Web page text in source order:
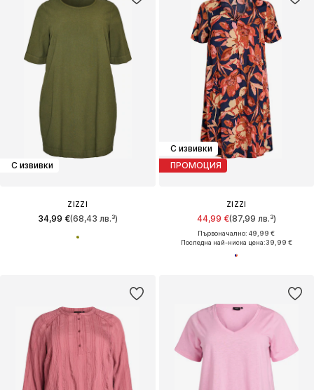
С извивки
ZIZZI
34,99 €(68,43 лв.³)
С извивки
ПРОМОЦИЯ
ZIZZI
44,99 €(87,99 лв.³)
Първоначално: 49,99 €
Последна най-ниска цена:39,99 €